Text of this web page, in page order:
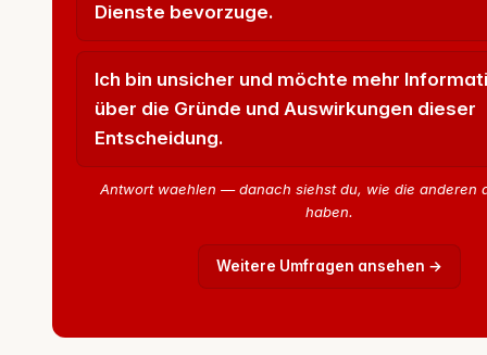
Dienste bevorzuge.
Ich bin unsicher und möchte mehr
über die Gründe und Auswirkungen dieser
Entscheidung.
Antwort waehlen — danach siehst du, wie die anderen abgestimmt
haben.
Weitere Umfragen ansehen →